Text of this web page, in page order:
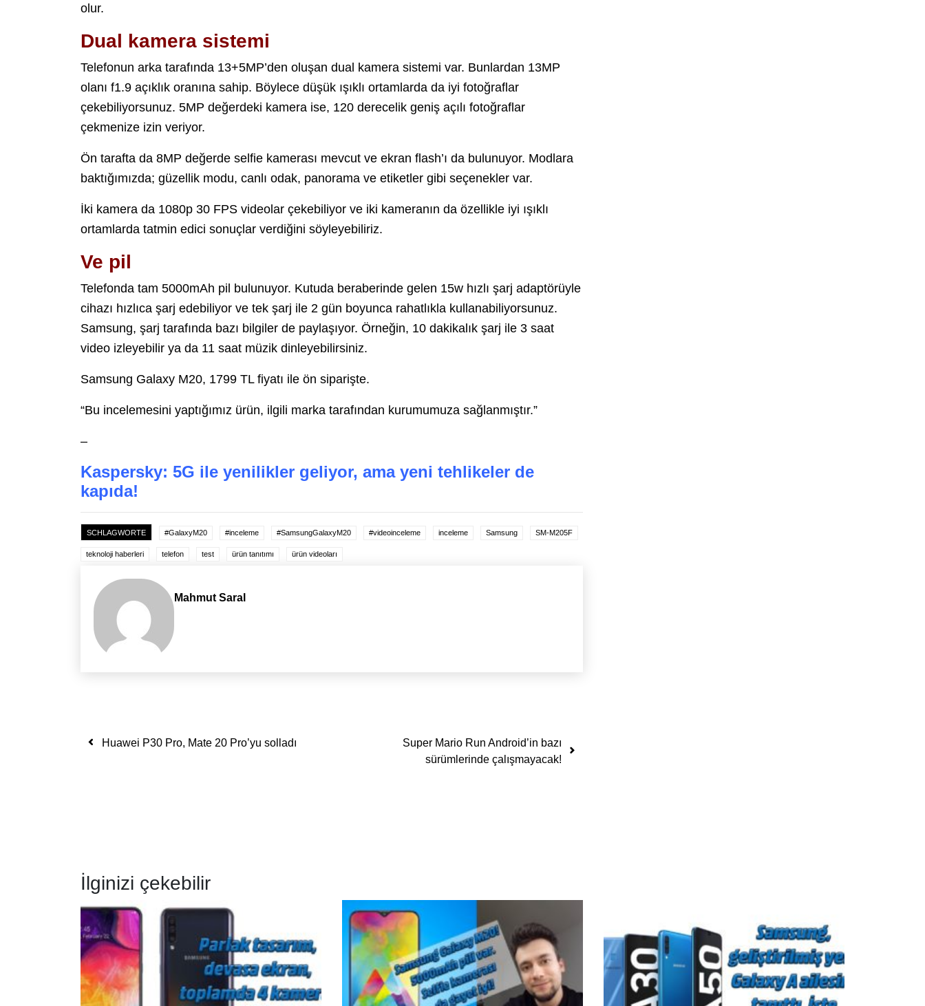
olur.
Dual kamera sistemi
Telefonun arka tarafında 13+5MP’den oluşan dual kamera sistemi var. Bunlardan 13MP
olanı f1.9 açıklık oranına sahip. Böylece düşük ışıklı ortamlarda da iyi fotoğraflar
çekebiliyorsunuz. 5MP değerdeki kamera ise, 120 derecelik geniş açılı fotoğraflar
çekmenize izin veriyor.
Ön tarafta da 8MP değerde selfie kamerası mevcut ve ekran flash’ı da bulunuyor. Modlara
baktığımızda; güzellik modu, canlı odak, panorama ve etiketler gibi seçenekler var.
İki kamera da 1080p 30 FPS videolar çekebiliyor ve iki kameranın da özellikle iyi ışıklı
ortamlarda tatmin edici sonuçlar verdiğini söyleyebiliriz.
Ve pil
Telefonda tam 5000mAh pil bulunuyor. Kutuda beraberinde gelen 15w hızlı şarj adaptörüyle
cihazı hızlıca şarj edebiliyor ve tek şarj ile 2 gün boyunca rahatlıkla kullanabiliyorsunuz.
Samsung, şarj tarafında bazı bilgiler de paylaşıyor. Örneğin, 10 dakikalık şarj ile 3 saat
video izleyebilir ya da 11 saat müzik dinleyebilirsiniz.
Samsung Galaxy M20, 1799 TL fiyatı ile ön siparişte.
“Bu incelemesini yaptığımız ürün, ilgili marka tarafından kurumumuza sağlanmıştır.”
–
Kaspersky: 5G ile yenilikler geliyor, ama yeni tehlikeler de
kapıda!
SCHLAGWORTE #GalaxyM20 #inceleme #SamsungGalaxyM20 #videoinceleme inceleme Samsung SM-M205F
teknoloji haberleri telefon test ürün tanıtımı ürün videoları
Mahmut Saral
Yazı dolaşımı
Huawei P30 Pro, Mate 20 Pro’yu solladı
Super Mario Run Android’in bazı
sürümlerinde çalışmayacak!
İlginizi çekebilir